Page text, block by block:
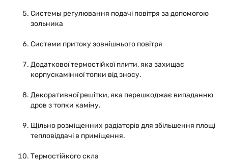
Системы регулювання подачі повітря за допомогою
зольника
Системи притоку зовнішнього повітря
Додаткової термостійкої плити, яка захищає
корпускамінної топки від зносу.
Декоративної решітки, яка перешкоджає випаданню
дров з топки каміну.
Щільно розміщенних радіаторів для збільшення площі
тепловіддачі в приміщення.
Термостійкого скла